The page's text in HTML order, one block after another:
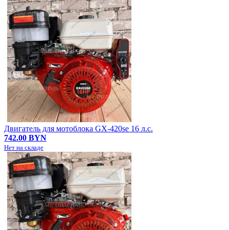
Двигатель для мотоблока GX-420se 16 л.с.
742.00 BYN
Нет на складе